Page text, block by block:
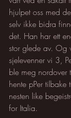
hjulpet oss med
selv ikke bidra
det. Han har ett
stor glede av. Og
sjelevenner vi 3,
ble meg
hente pPer
nesten like
for Italia.